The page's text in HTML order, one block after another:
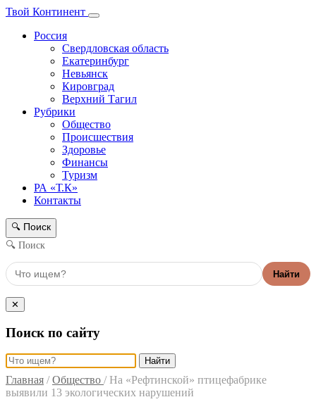
Твой Континент
Россия
Свердловская область
Екатеринбург
Невьянск
Кировград
Верхний Тагил
Рубрики
Общество
Происшествия
Здоровье
Финансы
Туризм
РА «Т.К»
Контакты
🔍 Поиск
🔍 Поиск
Найти
✕
Поиск по сайту
Найти
Главная / Общество / На «Рефтинской» птицефабрике
выявили 13 экологических нарушений